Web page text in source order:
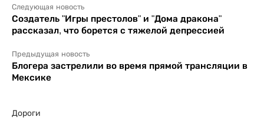
Следующая новость
Создатель "Игры престолов" и "Дома дракона"
рассказал, что борется с тяжелой депрессией
Предыдущая новость
Блогера застрелили во время прямой трансляции в
Мексике
Дороги